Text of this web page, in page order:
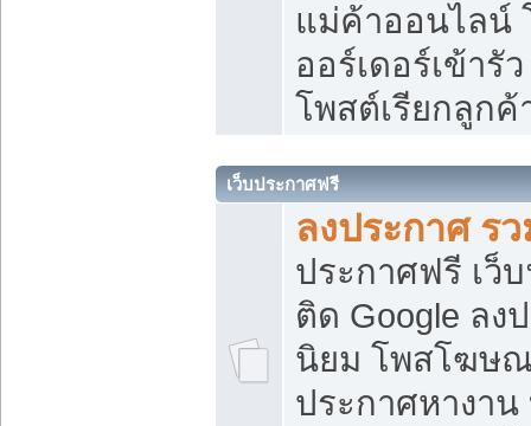
แม่ค้าออนไลน์
ออร์เดอร์เข้ารั
โพสต์เรียกลูกค้
เว็บประกาศฟรี
ลงประกาศ ร
ประกาศฟรี เว็
ติด Google ลง
นิยม โพสโฆษ
ประกาศหางาน